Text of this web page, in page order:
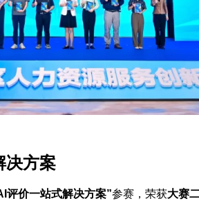
决方案
评价一站式解决方案”参赛，荣获大赛